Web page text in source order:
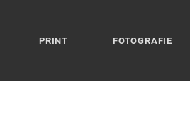
PRINT FOTOGRAFIE